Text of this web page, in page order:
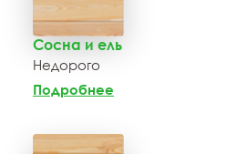
Сосна и ель
Недорого
Подробнее